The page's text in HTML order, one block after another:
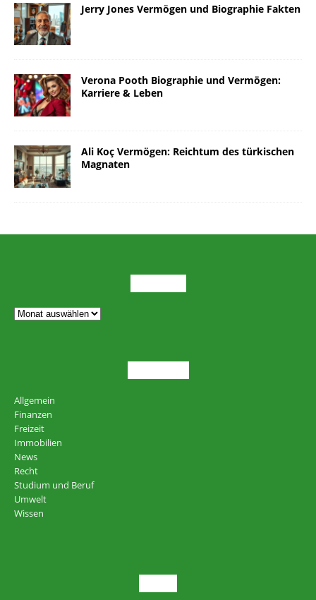
Jerry Jones Vermögen und Biographie Fakten
Verona Pooth Biographie und Vermögen:
Karriere & Leben
Ali Koç Vermögen: Reichtum des türkischen
Magnaten
Allgemein
Finanzen
Freizeit
Immobilien
News
Recht
Studium und Beruf
Umwelt
Wissen